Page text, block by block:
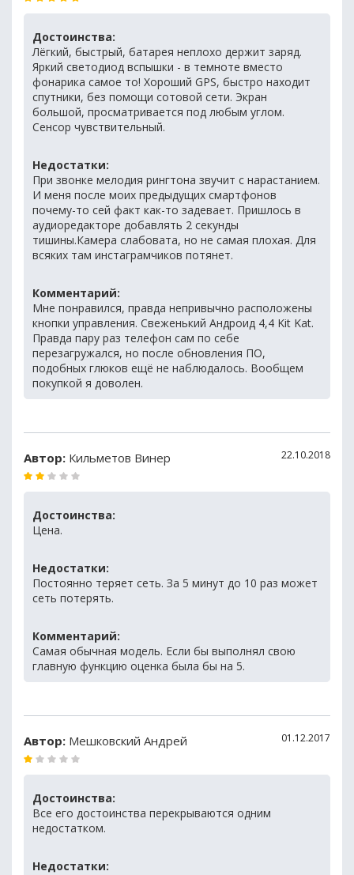
Достоинства:
Лёгкий, быстрый, батарея неплохо держит заряд.
Яркий светодиод вспышки - в темноте вместо
фонарика самое то! Хороший GPS, быстро находит
спутники, без помощи сотовой сети. Экран
большой, просматривается под любым углом.
Сенсор чувствительный.
Недостатки:
При звонке мелодия рингтона звучит с нарастанием.
И меня после моих предыдущих смартфонов
почему-то сей факт как-то задевает. Пришлось в
аудиоредакторе добавлять 2 секунды
тишины.Камера слабовата, но не самая плохая. Для
всяких там инстаграмчиков потянет.
Комментарий:
Мне понравился, правда непривычно расположены
кнопки управления. Свеженький Андроид 4,4 Kit Kat.
Правда пару раз телефон сам по себе
перезагружался, но после обновления ПО,
подобных глюков ещё не наблюдалось. Вообщем
покупкой я доволен.
Автор: Кильметов Винер 22.10.2018
Достоинства:
Цена.
Недостатки:
Постоянно теряет сеть. За 5 минут до 10 раз может
сеть потерять.
Комментарий:
Самая обычная модель. Если бы выполнял свою
главную функцию оценка была бы на 5.
Автор: Мешковский Андрей 01.12.2017
Достоинства:
Все его достоинства перекрываются одним
недостатком.
Недостатки: